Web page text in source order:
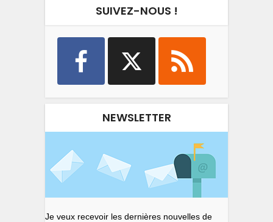
SUIVEZ-NOUS !
NEWSLETTER
Je veux recevoir les dernières nouvelles de